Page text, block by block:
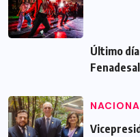
Último
Fenadesal